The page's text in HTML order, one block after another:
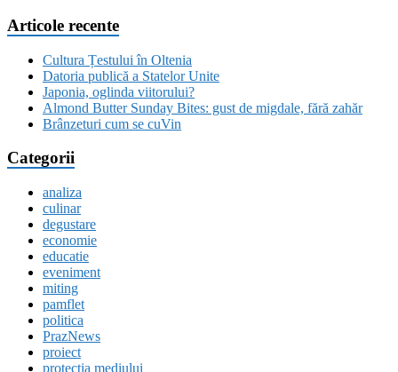
Articole recente
Cultura Țestului în Oltenia
Datoria publică a Statelor Unite
Japonia, oglinda viitorului?
Almond Butter Sunday Bites: gust de migdale, fără zahăr
Brânzeturi cum se cuVin
Categorii
analiza
culinar
degustare
economie
educatie
eveniment
miting
pamflet
politica
PrazNews
proiect
protecția mediului